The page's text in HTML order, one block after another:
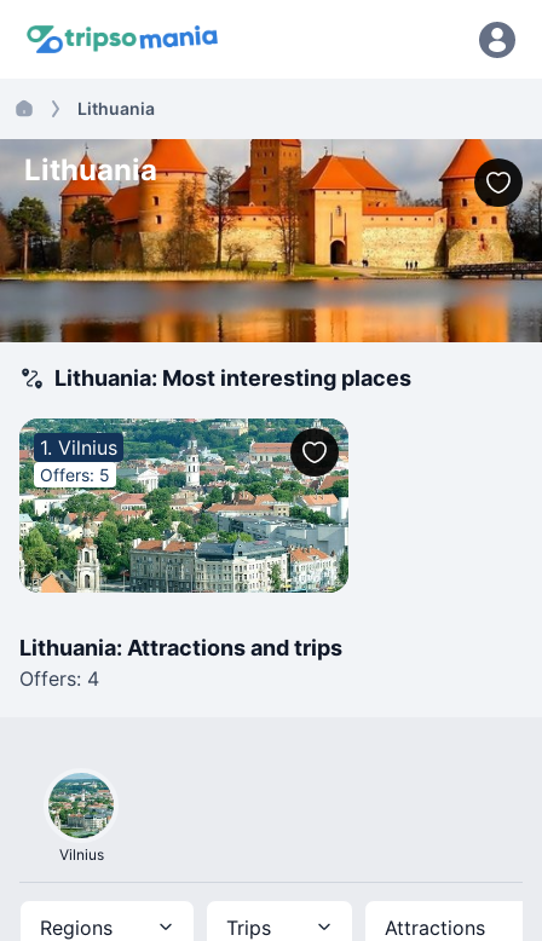
Lithuania
Lithuania
Lithuania: Most interesting places
1. Vilnius
Offers: 5
Lithuania: Attractions and trips
Offers: 4
Vilnius
Regions Trips Attractions